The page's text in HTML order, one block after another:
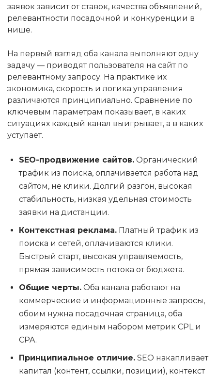
заявок зависит от ставок, качества объявлений,
релевантности посадочной и конкуренции в
нише.
На первый взгляд оба канала выполняют одну
задачу — приводят пользователя на сайт по
релевантному запросу. На практике их
экономика, скорость и логика управления
различаются принципиально. Сравнение по
ключевым параметрам показывает, в каких
ситуациях каждый канал выигрывает, а в каких
уступает.
SEO-продвижение сайтов. Органический
трафик из поиска, оплачивается работа над
сайтом, не клики. Долгий разгон, высокая
стабильность, низкая удельная стоимость
заявки на дистанции.
Контекстная реклама. Платный трафик из
поиска и сетей, оплачиваются клики.
Быстрый старт, высокая управляемость,
прямая зависимость потока от бюджета.
Общие черты. Оба канала работают на
коммерческие и информационные запросы,
обоим нужна посадочная страница, оба
измеряются единым набором метрик CPL и
CPA.
Принципиальное отличие. SEO накапливает
капитал (контент, ссылки, позиции), контекст